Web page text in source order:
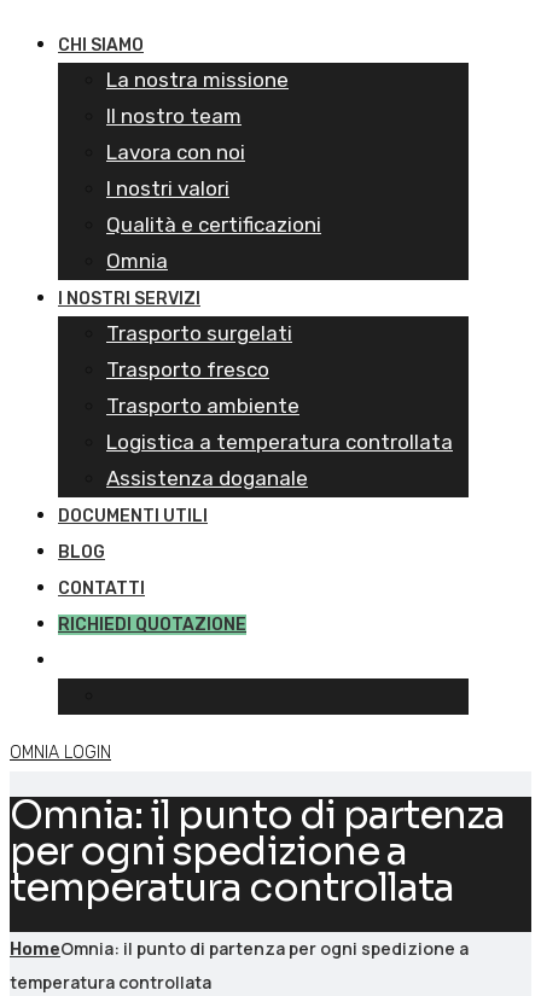
CHI SIAMO
La nostra missione
Il nostro team
Lavora con noi
I nostri valori
Qualità e certificazioni
Omnia
I NOSTRI SERVIZI
Trasporto surgelati
Trasporto fresco
Trasporto ambiente
Logistica a temperatura controllata
Assistenza doganale
DOCUMENTI UTILI
BLOG
CONTATTI
RICHIEDI QUOTAZIONE
OMNIA LOGIN
Omnia: il punto di partenza
per ogni spedizione a
temperatura controllata
HomeOmnia: il punto di partenza per ogni spedizione a
temperatura controllata